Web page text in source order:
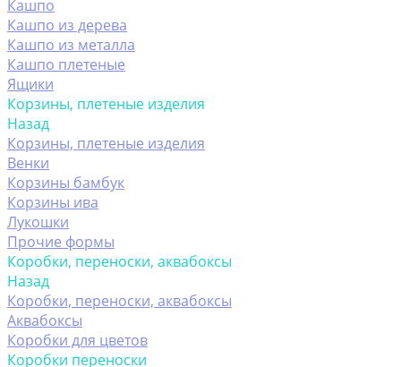
Кашпо
Кашпо из дерева
Кашпо из металла
Кашпо плетеные
Ящики
Корзины, плетеные изделия
Назад
Корзины, плетеные изделия
Венки
Корзины бамбук
Корзины ива
Лукошки
Прочие формы
Коробки, переноски, аквабоксы
Назад
Коробки, переноски, аквабоксы
Аквабоксы
Коробки для цветов
Коробки переноски